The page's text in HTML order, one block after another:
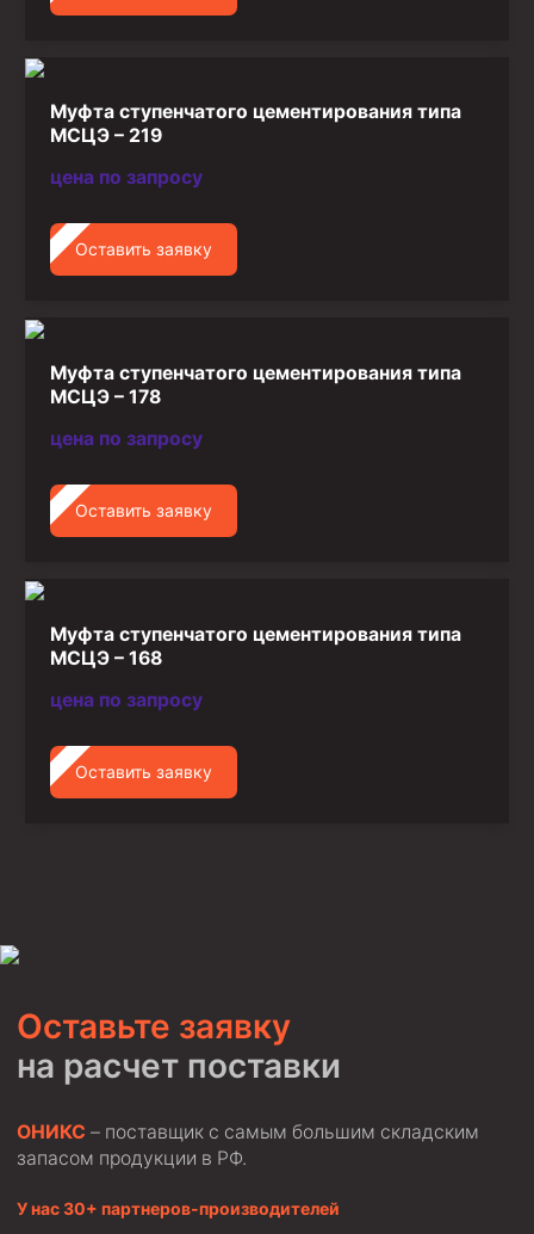
Муфта ступенчатого цементирования типа
МСЦЭ – 219
цена по запросу
Оставить заявку
Муфта ступенчатого цементирования типа
МСЦЭ – 178
цена по запросу
Оставить заявку
Муфта ступенчатого цементирования типа
МСЦЭ – 168
цена по запросу
Оставить заявку
Оставьте заявку
на расчет поставки
ОНИКС – поставщик с самым большим складским
запасом продукции в РФ.
У нас 30+ партнеров-производителей